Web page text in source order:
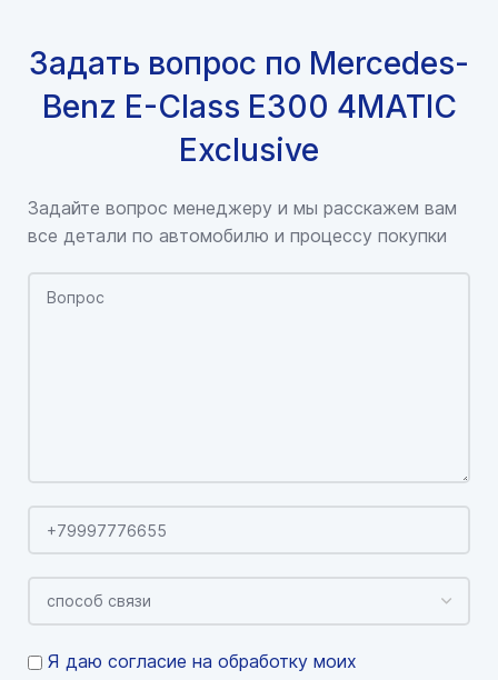
Задать вопрос по Mercedes-
Benz E-Class E300 4MATIC
Exclusive
Задайте вопрос менеджеру и мы расскажем вам
все детали по автомобилю и процессу покупки
Я даю согласие на обработку моих